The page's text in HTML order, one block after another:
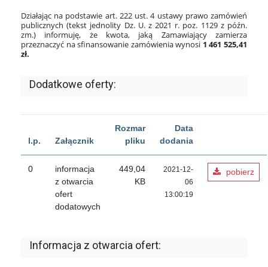
Działając na podstawie art. 222 ust. 4 ustawy prawo zamówień
publicznych (tekst jednolity Dz. U. z 2021 r. poz. 1129 z późn.
zm.) informuję, że kwota, jaką Zamawiający zamierza
przeznaczyć na sfinansowanie zamówienia wynosi 1 461 525,41
zł.
Dodatkowe oferty:
l.p. Załącznik
Rozmar
pliku
Data
dodania
0
informacja
z otwarcia
ofert
dodatowych
449,04
KB
2021-12-
06
13:00:19
pobierz
Informacja z otwarcia ofert: